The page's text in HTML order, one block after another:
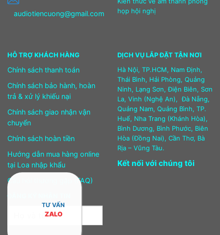
audiotiencuong@gmail.com
họp hội nghị
HỖ TRỢ KHÁCH HÀNG
Chính sách thanh toán
Chính sách bảo hành, hoàn
trả & xử lý khiếu nại
Chính sách giao nhận vận
chuyển
Chính sách hoàn tiền
Hướng dẫn mua hàng online
tại Loa nhập khẩu
Câu hỏi thường gặp (FAQ)
DỊCH VỤ LẮP ĐẶT TẬN NƠI
Hà Nội, TP.HCM, Nam Định,
Thái Bình, Hải Phòng, Quảng
Ninh, Lạng Sơn, Điện Biên, Sơn
La, Vinh (Nghệ An), Đà Nẵng,
Quảng Nam, Quảng Bình, TP.
Huế, Nha Trang (Khánh Hòa),
Bình Dương, Bình Phước, Biên
Hòa (Đồng Nai), Cần Thơ, Bà
Rịa – Vũng Tàu.
Kết nối với chúng tôi
TƯ VẤN
ZALO